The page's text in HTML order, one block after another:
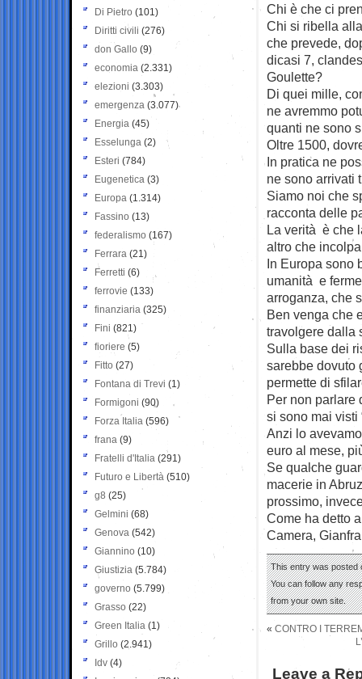
Chi è che ci
Chi si ribella
che prevede,
dicasi 7,
Goulette?
Di quei mille,
ne avremmo
quanti ne sono
Oltre 1500,
In pratica ne
ne sono arrivati
Siamo noi che
racconta delle
La verità è che
altro che
In Europa sono
umanità e
arroganza, che
Ben venga che
travolgere dalla
Sulla base dei
sarebbe dovuto
permette di
Per non parlare
si sono mai visti
Anzi lo
euro al mese,
Se qualche
macerie in
prossimo,
Come ha detto
Camera,
This entry was posted
You can follow any
from your own site.
« CONTRO I
Leave a
Di Pietro (101)
Diritti civili (276)
don Gallo (9)
economia (2.331)
elezioni (3.303)
emergenza (3.077)
Energia (45)
Esselunga (2)
Esteri (784)
Eugenetica (3)
Europa (1.314)
Fassino (13)
federalismo (167)
Ferrara (21)
Ferretti (6)
ferrovie (133)
finanziaria (325)
Fini (821)
fioriere (5)
Fitto (27)
Fontana di Trevi (1)
Formigoni (90)
Forza Italia (596)
frana (9)
Fratelli d'Italia (291)
Futuro e Libertà (510)
g8 (25)
Gelmini (68)
Genova (542)
Giannino (10)
Giustizia (5.784)
governo (5.799)
Grasso (22)
Green Italia (1)
Grillo (2.941)
Idv (4)